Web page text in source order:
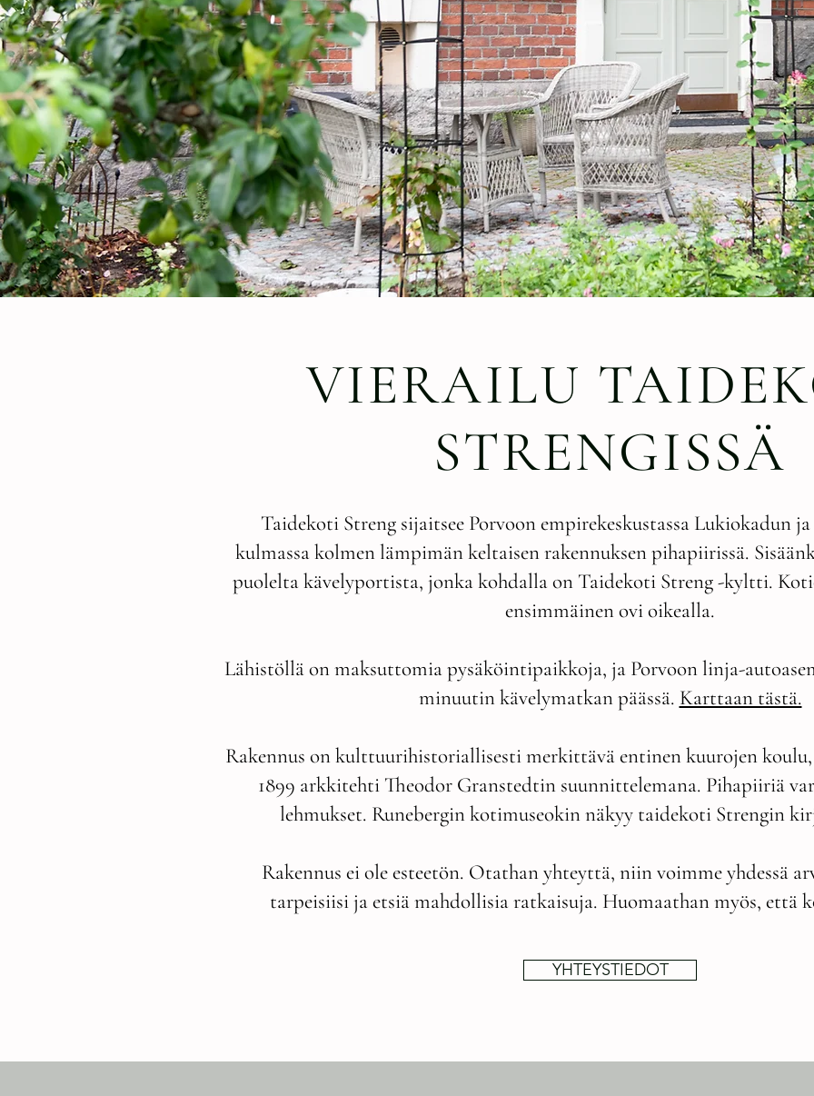
VIERAILU
STRENGISSÄ
Taidekoti Streng sijaitsee Porvoon empirekeskustassa Lukiokadun
kulmassa kolmen lämpimän keltaisen rakennuksen pihapiirissä.
puolelta kävelyportista, jonka kohdalla on Taidekoti Streng -kyltti.
ensimmäinen ovi oikealla.
Lähistöllä on maksuttomia pysäköintipaikkoja, ja Porvoon linja-
minuutin kävelymatkan päässä. Karttaan tästä.
Rakennus on kulttuurihistoriallisesti merkittävä entinen kuurojen
1899 arkkitehti Theodor Granstedtin suunnittelemana. Pihapiiriä
lehmukset. Runebergin kotimuseokin näkyy taidekoti Strengin
Rakennus ei ole esteetön. Otathan yhteyttä, niin voimme yhdessä
tarpeisiisi ja etsiä mahdollisia ratkaisuja. Huomaathan myös, että
YHTEYSTIEDOT